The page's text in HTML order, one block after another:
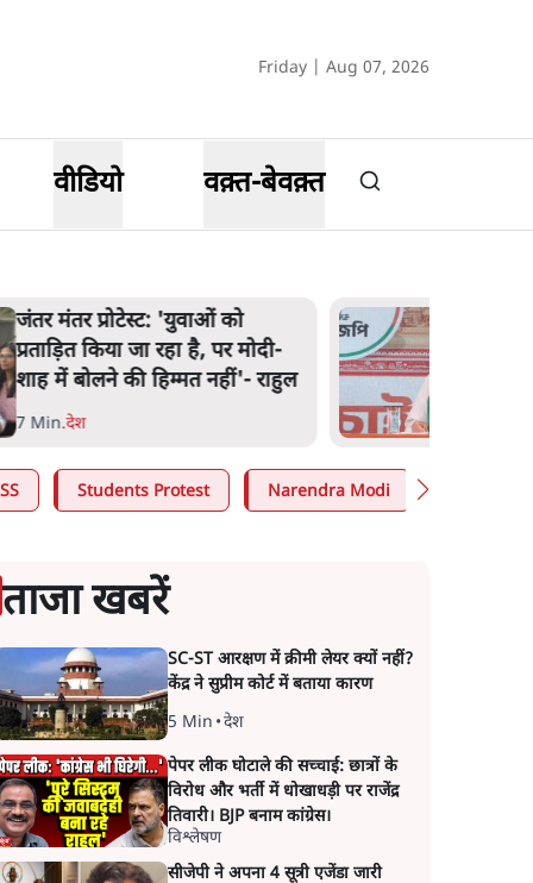
Friday | Aug 07, 2026
वीडियो वक़्त-बेवक़्त
'अमित शाह के संसद में आने पर
विचार करे सरकार': राज्यसभा
सभापति ने केंद्र से कहा
5 Min.देश
Students Protest Narendra Modi
ताजा खबरें
SC-ST आरक्षण में क्रीमी लेयर क्यों नहीं?
केंद्र ने सुप्रीम कोर्ट में बताया कारण
5 Min •देश
पेपर लीक घोटाले की सच्चाई: छात्रों के
विरोध और भर्ती में धोखाधड़ी पर राजेंद्र
तिवारी। BJP बनाम कांग्रेस।
विश्लेषण
सीजेपी ने अपना 4 सूत्री एजेंडा जारी